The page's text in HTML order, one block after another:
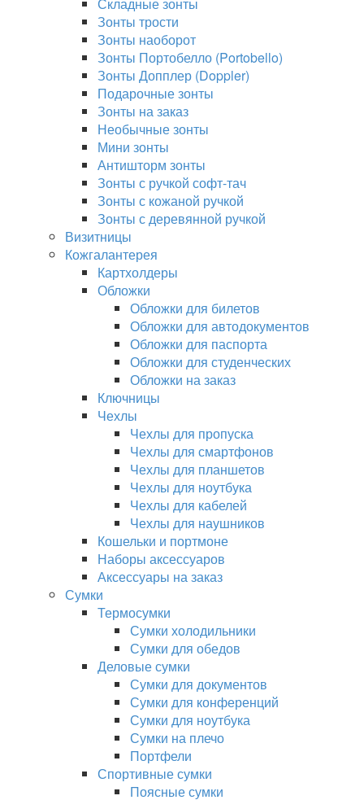
Зонты трости
Зонты наоборот
Зонты Портобелло (Portobello)
Зонты Допплер (Doppler)
Подарочные зонты
Зонты на заказ
Необычные зонты
Мини зонты
Антишторм зонты
Зонты с ручкой софт-тач
Зонты с кожаной ручкой
Зонты с деревянной ручкой
Визитницы
Кожгалантерея
Картхолдеры
Обложки
Обложки для билетов
Обложки для автодокументов
Обложки для паспорта
Обложки для студенческих
Обложки на заказ
Ключницы
Чехлы
Чехлы для пропуска
Чехлы для смартфонов
Чехлы для планшетов
Чехлы для ноутбука
Чехлы для кабелей
Чехлы для наушников
Кошельки и портмоне
Наборы аксессуаров
Аксессуары на заказ
Сумки
Термосумки
Сумки холодильники
Сумки для обедов
Деловые сумки
Сумки для документов
Сумки для конференций
Сумки для ноутбука
Сумки на плечо
Портфели
Спортивные сумки
Поясные сумки